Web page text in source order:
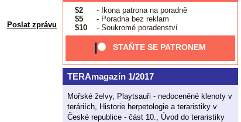
Poslat zprávu
$2
- Ikona patrona na poradně
$5
- Poradna bez reklam
$10
- Soukromé poradenství
STAŇTE SE PATRONEM
TERAmagazín 1/2017
Mořské želvy, Playtsauři - nedoceněné klenoty v
teráriích, Historie herpetologie a teraristiky v
České republice - část 10., Úvod do teraristiky